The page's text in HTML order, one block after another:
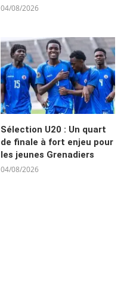
04/08/2026
Sélection U20 : Un quart
de finale à fort enjeu pour
les jeunes Grenadiers
04/08/2026